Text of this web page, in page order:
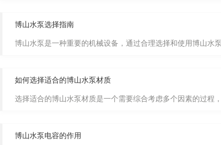
博山水泵选择指南
博山水泵是一种重要的机械设备，通过合理选择和使用博山水
如何选择适合的博山水泵材质
选择适合的博山水泵材质是一个需要综合考虑多个因素的过程，包
博山水泵电容的作用